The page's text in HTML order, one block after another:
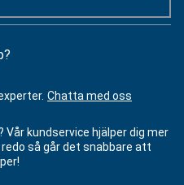
Chatta med oss
Vår kundservice hjälper dig mer
så går det snabbare att